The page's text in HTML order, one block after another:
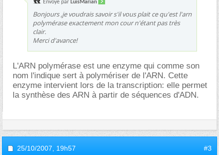
Envoyé par LuisMarian
Bonjours ,je voudrais savoir s'il vous plait ce qu'est l'arn
polymérase exactement mon cour n'étant pas très
clair.
Merci d'avance!
L'ARN polymérase est une enzyme qui comme son
nom l'indique sert à polymériser de l'ARN. Cette
enzyme intervient lors de la transcription: elle permet
la synthèse des ARN à partir de séquences d'ADN.
25/10/2007, 19h57 #3